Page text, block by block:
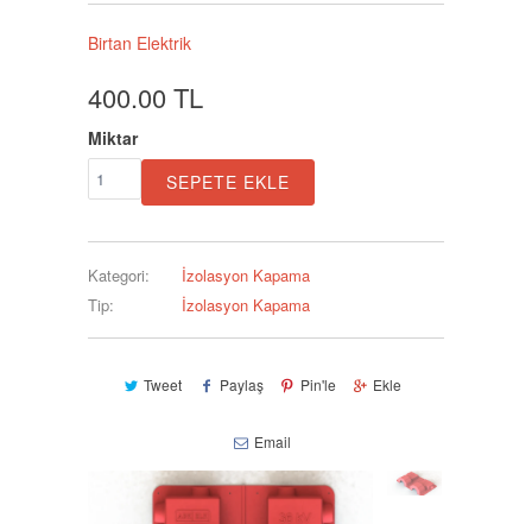
Birtan Elektrik
400.00 TL
Miktar
SEPETE EKLE
Kategori:
İzolasyon Kapama
Tip:
İzolasyon Kapama
Tweet Paylaş Pin'le Ekle
Email